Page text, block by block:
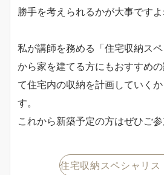
勝手を考えられるかが大事ですよ
私が講師を務める「住宅収納ス
から家を建てる方にもおすすめ
て住宅内の収納を計画していく
す。
これから新築予定の方はぜひご参
住宅収納スペシャリス